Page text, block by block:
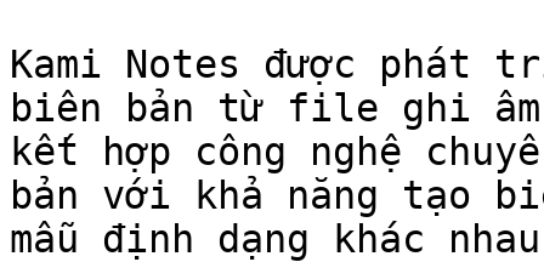
Kami Notes được phát
biên bản từ file ghi âm
kết hợp công nghệ
bản với khả năng tạo
mẫu định dạng khác